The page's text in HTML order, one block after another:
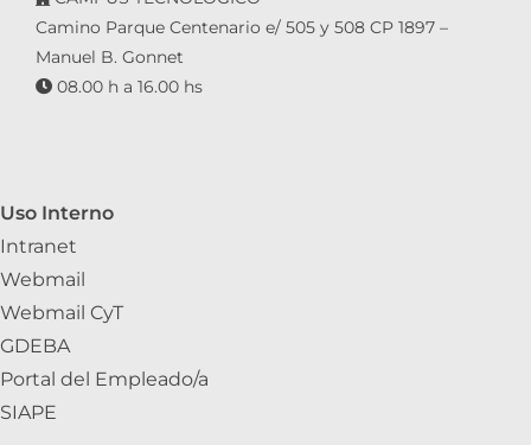
Camino Parque Centenario e/ 505 y 508 CP 1897 –
Manuel B. Gonnet
08.00 h a 16.00 hs
Uso Interno
Intranet
Webmail
Webmail CyT
GDEBA
Portal del Empleado/a
SIAPE